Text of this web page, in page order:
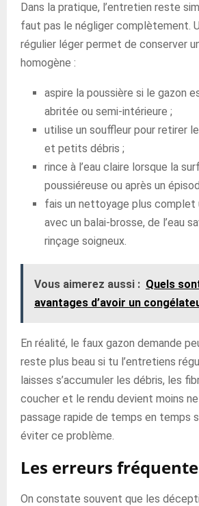
Dans la pratique, l’entretien reste
faut pas le négliger complètement.
régulier léger permet de conserver
homogène :
aspire la poussière si le gazon
abritée ou semi-intérieure ;
utilise un souffleur pour retirer
et petits débris ;
rince à l’eau claire lorsque la
poussiéreuse ou après un
fais un nettoyage plus complet
avec un balai-brosse, de l’eau
rinçage soigneux.
Vous aimerez aussi : Quels
avantages d’avoir un
En réalité, le faux gazon demande
reste plus beau si tu l’entretiens
laisses s’accumuler les débris, les
coucher et le rendu devient moins
passage rapide de temps en temps
éviter ce problème.
Les erreurs
On constate souvent que les